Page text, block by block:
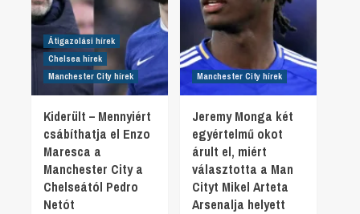
Átigazolási hírek
Chelsea hírek
Manchester City hírek
Kiderült – Mennyiért
csábíthatja el Enzo
Maresca a
Manchester City a
Chelseától Pedro
Netót
Manchester City hírek
Jeremy Monga két
egyértelmű okot
árult el, miért
választotta a Man
Cityt Mikel Arteta
Arsenalja helyett